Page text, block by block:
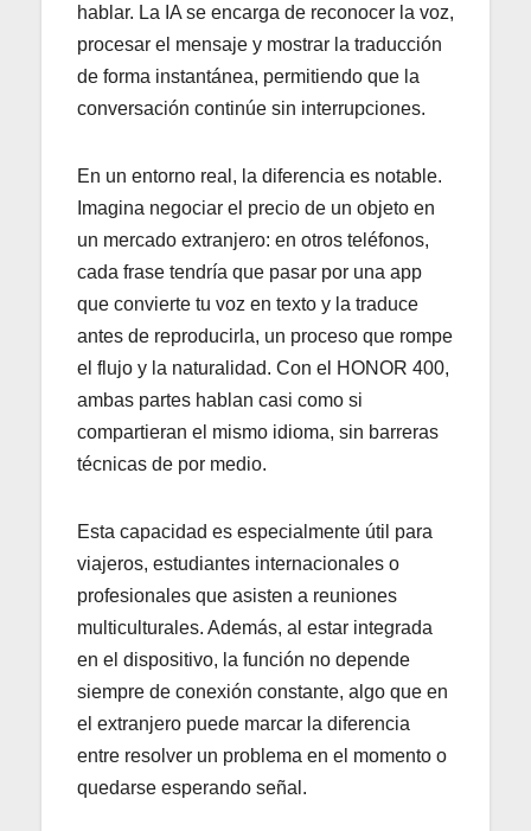
hablar. La IA se encarga de reconocer la voz,
procesar el mensaje y mostrar la traducción
de forma instantánea, permitiendo que la
conversación continúe sin interrupciones.
En un entorno real, la diferencia es notable.
Imagina negociar el precio de un objeto en
un mercado extranjero: en otros teléfonos,
cada frase tendría que pasar por una app
que convierte tu voz en texto y la traduce
antes de reproducirla, un proceso que rompe
el flujo y la naturalidad. Con el HONOR 400,
ambas partes hablan casi como si
compartieran el mismo idioma, sin barreras
técnicas de por medio.
Esta capacidad es especialmente útil para
viajeros, estudiantes internacionales o
profesionales que asisten a reuniones
multiculturales. Además, al estar integrada
en el dispositivo, la función no depende
siempre de conexión constante, algo que en
el extranjero puede marcar la diferencia
entre resolver un problema en el momento o
quedarse esperando señal.